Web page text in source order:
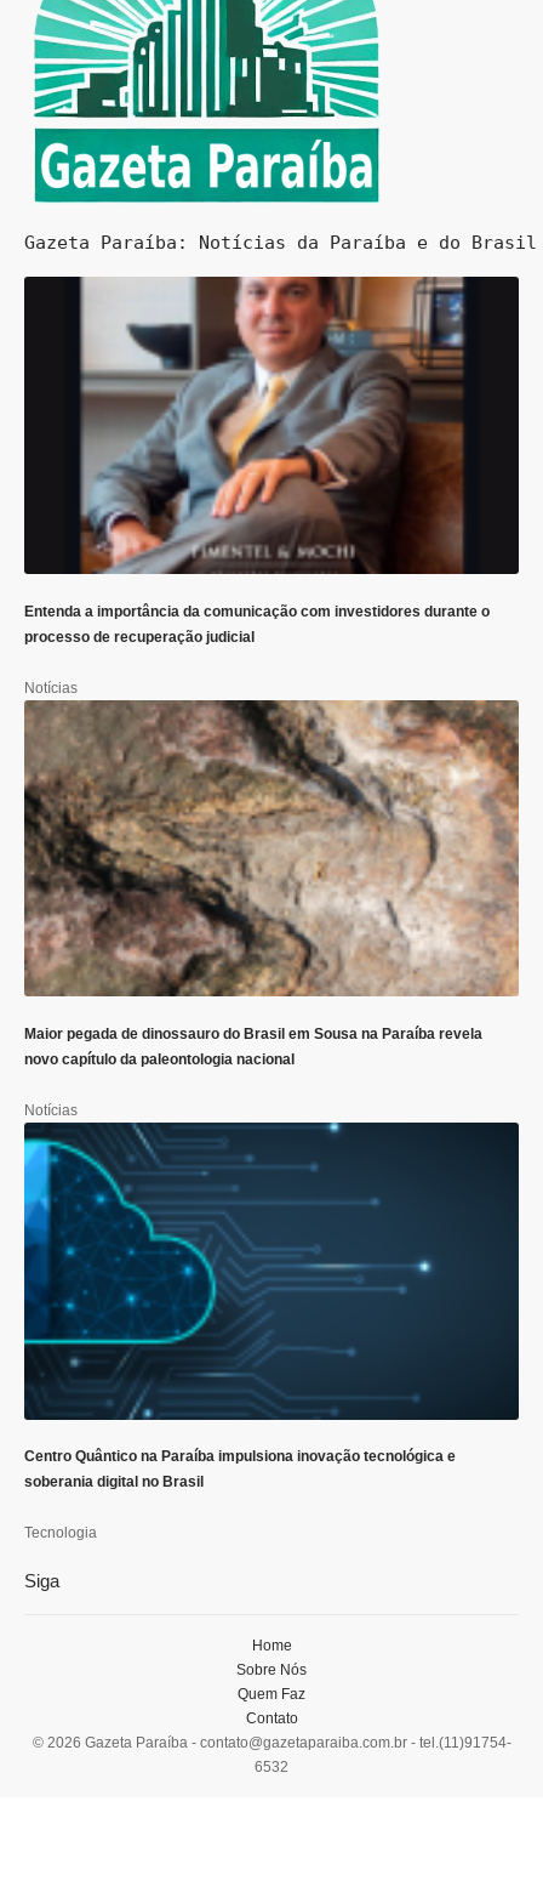
Gazeta Paraíba: Notícias da Paraíba e do
Entenda a importância da comunicação com investidores durante o
processo de recuperação judicial
Notícias
Maior pegada de dinossauro do Brasil em Sousa na Paraíba revela
novo capítulo da paleontologia nacional
Notícias
Centro Quântico na Paraíba impulsiona inovação tecnológica e
soberania digital no Brasil
Tecnologia
Siga
© 2026 Gazeta Paraíba - contato@gazetaparaiba.com.br- tel.(11)91754-
6532
Home
Sobre Nós
Quem Faz
Contato